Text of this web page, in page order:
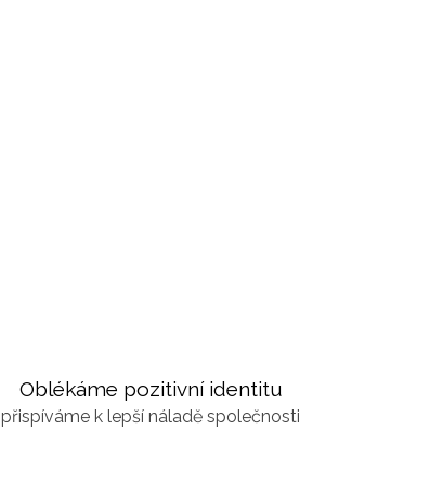
Oblékáme pozitivní identitu
přispíváme k lepší náladě společnosti